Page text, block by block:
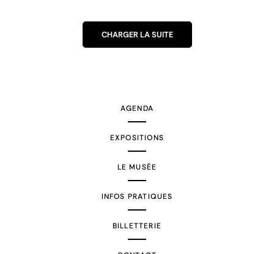
CHARGER LA SUITE
AGENDA
EXPOSITIONS
LE MUSÉE
INFOS PRATIQUES
BILLETTERIE